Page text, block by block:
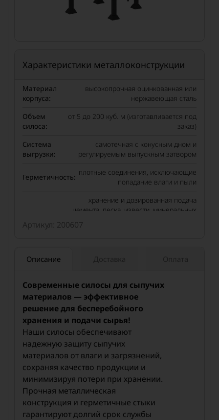
Характеристики металлоконструкции
Материал
корпуса:
высокопрочная оцинкованная или
нержавеющая сталь
Объем
силоса:
от 5 до 200 куб. м (изготавливается под
заказ)
Система
выгрузки:
самотечная с конусным дном и
регулируемым выпускным затвором
Герметичность:
плотные соединения, исключающие
попадание влаги и пыли
хранение и дозированная подача
цемента, песка, извести, минеральных
Артикул: 200607
Описание
Современные силосы для сыпучих
материалов — эффективное
решение для бесперебойного
хранения и подачи сырья!
Наши силосы обеспечивают
надежную защиту сыпучих
материалов от влаги и загрязнений,
сохраняя качество продукции и
минимизируя потери при хранении.
Прочная металлическая
конструкция и герметичные стыки
гарантируют долгий срок службы